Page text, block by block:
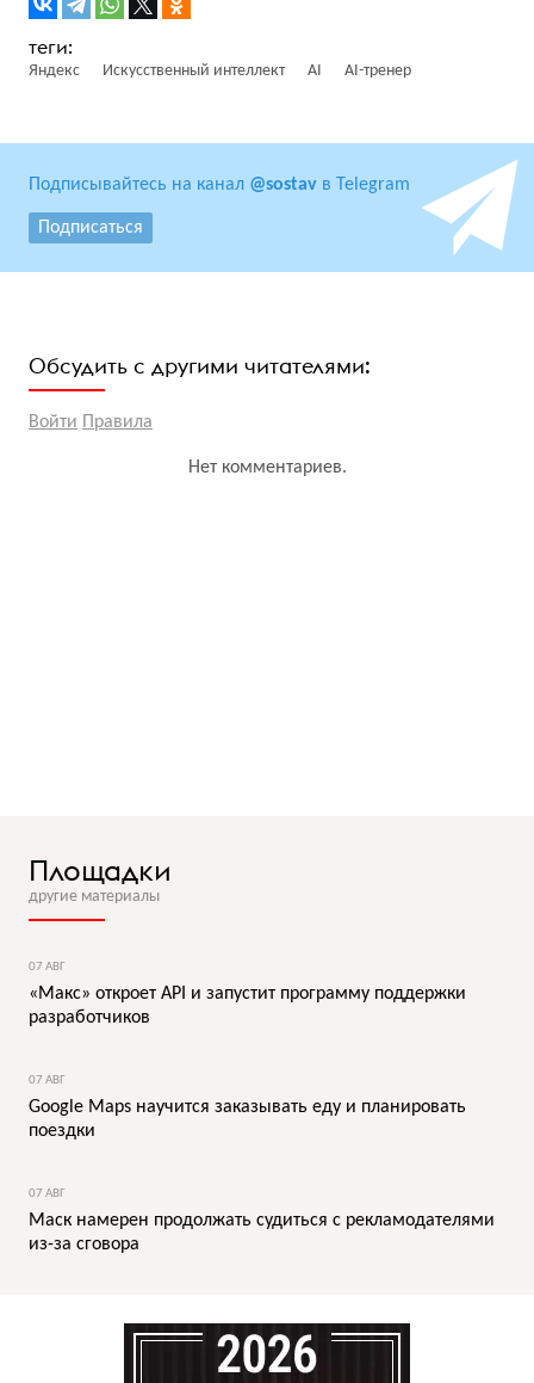
Яндекс Искусственный интеллект AI AI-тренер
Подписывайтесь на канал @sostav в Telegram
Подписаться
Обсудить с другими читателями:
Войти Правила
Нет комментариев.
Площадки
другие материалы
07 АВГ
«Макс» откроет API и запустит программу поддержки
разработчиков
07 АВГ
Google Maps научится заказывать еду и планировать
поездки
07 АВГ
Маск намерен продолжать судиться с рекламодателями
из-за сговора